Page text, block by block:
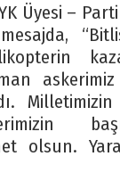
Üyesi –
olsun.